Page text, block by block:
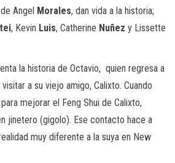
Angel Morales, dan vida a la historia;
, Kevin Luis, Catherine Nuñez y Lissette
la historia de Octavio, quien regresa a
a su viejo amigo, Calixto. Cuando
mejorar el Feng Shui de Calixto,
jinetero (gigolo). Ese contacto hace a
muy diferente a la suya en New